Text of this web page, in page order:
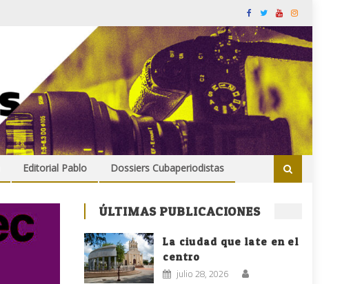
Editorial Pablo Dossiers Cubaperiodistas
ÚLTIMAS PUBLICACIONES
La ciudad que late en el
centro
julio 28, 2026